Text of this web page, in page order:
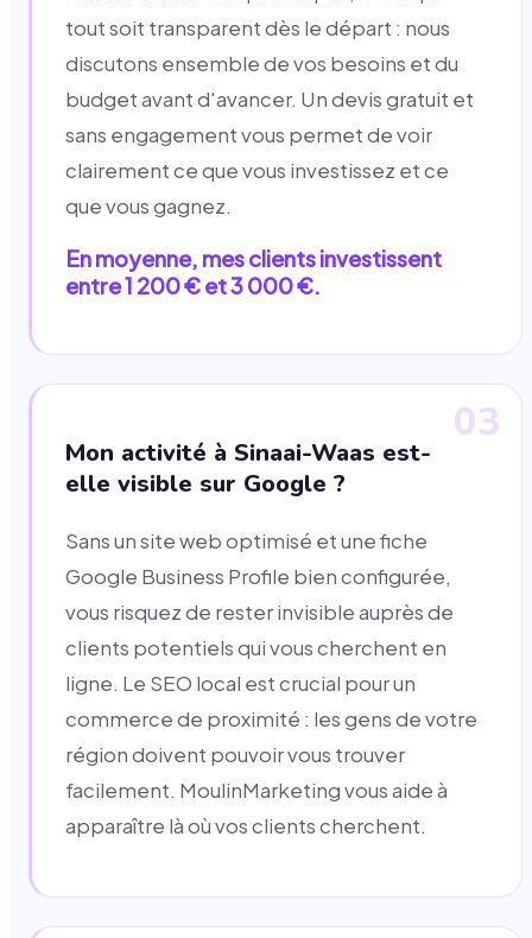
tout soit transparent dès le départ : nous
discutons ensemble de vos besoins et du
budget avant d'avancer. Un devis gratuit et
sans engagement vous permet de voir
clairement ce que vous investissez et ce
que vous gagnez.
En moyenne, mes clients investissent
entre 1 200 € et 3 000 €.
03
Mon activité à Sinaai-Waas est-
elle visible sur Google ?
Sans un site web optimisé et une fiche
Google Business Profile bien configurée,
vous risquez de rester invisible auprès de
clients potentiels qui vous cherchent en
ligne. Le SEO local est crucial pour un
commerce de proximité : les gens de votre
région doivent pouvoir vous trouver
facilement. MoulinMarketing vous aide à
apparaître là où vos clients cherchent.